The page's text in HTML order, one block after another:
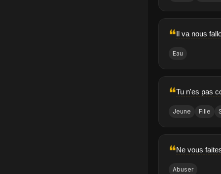
❝Il va nous
Eau
❝Tu n'es pas
Jeune Fille
❝Ne vous
Abuser